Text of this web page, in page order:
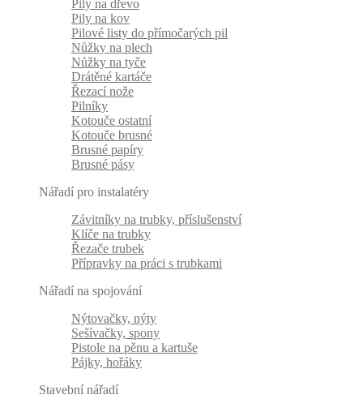
Pily na dřevo
Pily na kov
Pilové listy do přímočarých pil
Nůžky na plech
Nůžky na tyče
Drátěné kartáče
Řezací nože
Pilníky
Kotouče ostatní
Kotouče brusné
Brusné papíry
Brusné pásy
Nářadí pro instalatéry
Závitníky na trubky, příslušenství
Klíče na trubky
Řezače trubek
Přípravky na práci s trubkami
Nářadí na spojování
Nýtovačky, nýty
Sešívačky, spony
Pistole na pěnu a kartuše
Pájky, hořáky
Stavební nářadí